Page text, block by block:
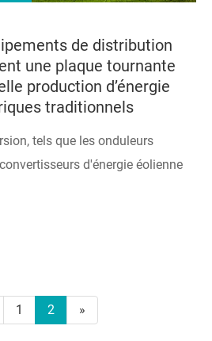
de distribution
une plaque tournante
production d’énergie
traditionnels
tels que les onduleurs
d'énergie éolienne
1 2 »